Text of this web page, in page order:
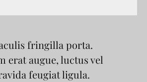
fringilla porta.
erat augue, luctus vel
feugiat ligula.